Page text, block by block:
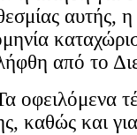
αυτής, η
από το
καθώς και